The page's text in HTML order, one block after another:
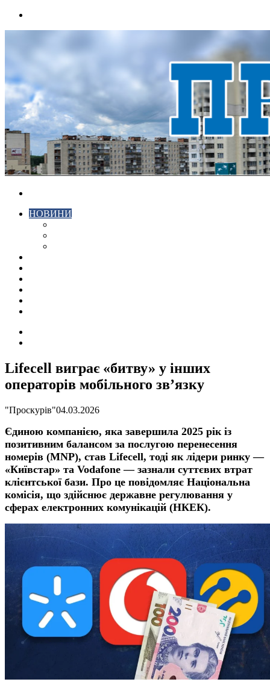
НОВИНИ
Lifecell виграє «битву» у інших
операторів мобільного зв’язку
"Проскурів"04.03.2026
Єдиною компанією, яка завершила 2025 рік із
позитивним балансом за послугою перенесення
номерів (MNP), став Lifecell, тоді як лідери ринку —
«Київстар» та Vodafone — зазнали суттєвих втрат
клієнтської бази. Про це повідомляє Національна
комісія, що здійснює державне регулювання у
сферах електронних комунікацій (НКЕК).